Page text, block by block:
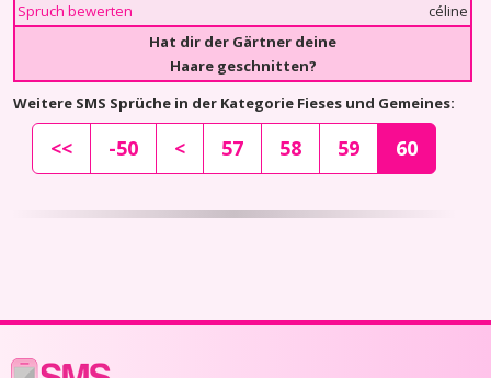
Spruch bewerten
céline
Hat dir der Gärtner deine
Haare geschnitten?
Weitere SMS Sprüche in der Kategorie Fieses und Gemeines:
<< -50 < 57 58 59 60